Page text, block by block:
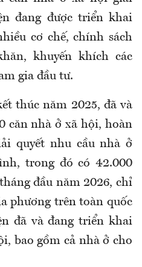
đang được triển khai
cơ chế, chính sách
khuyến khích các
gia đầu tư.
thúc năm 2025, đã và
căn nhà ở xã hội, hoàn
quyết nhu cầu nhà ở
trong đó có 42.000
đầu năm 2026, chỉ
phương trên toàn quốc
đã và đang triển khai
bao gồm cả nhà ở cho